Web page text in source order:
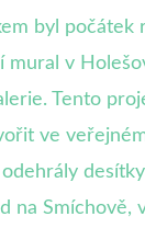
byl počátek
mural v
Tento
ve
na Smíchově,